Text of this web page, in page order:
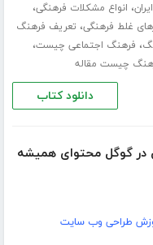
، انواع مشکلات فرهنگی،
غلط فرهنگی، تعریف فرهنگ
، فرهنگ اجتماعی چیست،
چیست مقاله
دانلود کتاب
در گوگل محتوای همیشه
طراحی وب سایت